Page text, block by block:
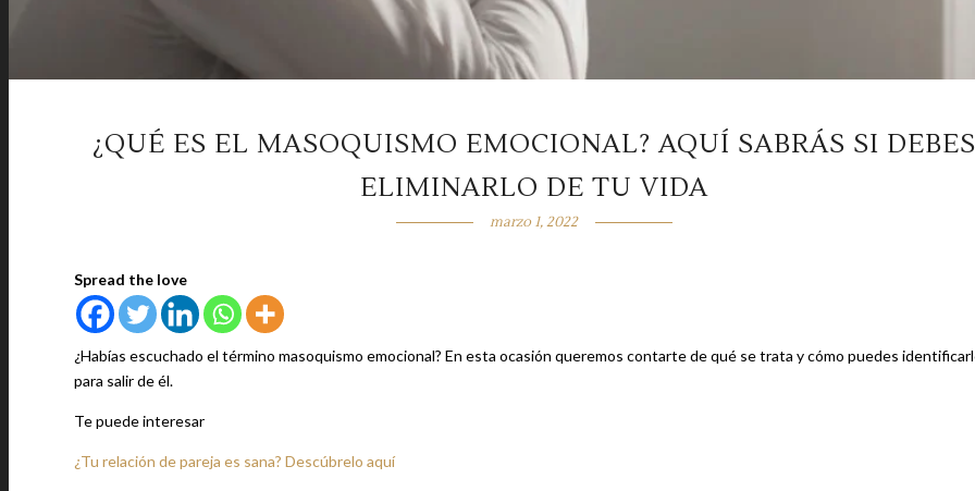
¿QUÉ ES EL MASOQUISMO EMOCIONAL? AQUÍ SABRÁS SI DEBES
ELIMINARLO DE TU VIDA
marzo 1, 2022
Spread the love
¿Habías escuchado el término masoquismo emocional? En esta ocasión queremos contarte de qué se trata y cómo puedes
para salir de él.
Te puede interesar
¿Tu relación de pareja es sana? Descúbrelo aquí